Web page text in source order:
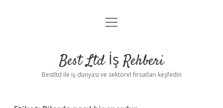
Anasayfa
Yasal Uyarı
menüyü
Best Ltd İş Rehberi
Bestltd ile iş dünyası ve sektörel fırsatları keşfedin